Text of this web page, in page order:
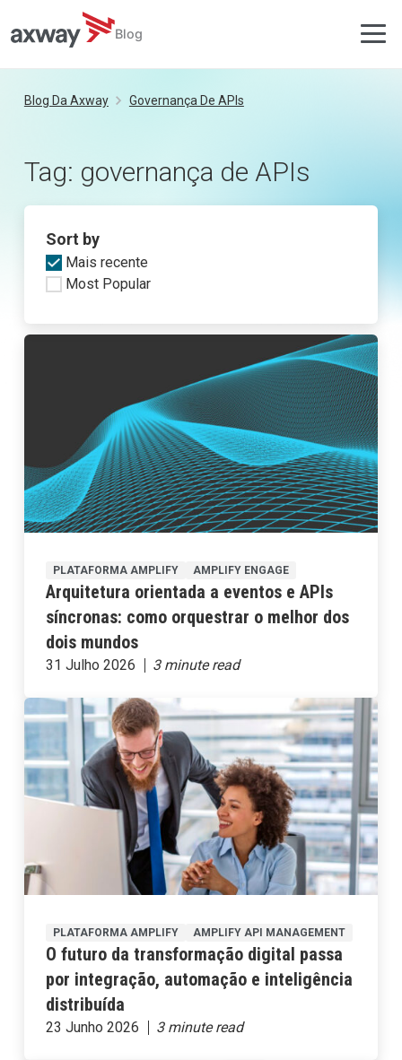
Blog
Blog Da Axway Governança De APIs
Tag: governança de APIs
Sort by
Mais recente
Most Popular
PLATAFORMA AMPLIFY AMPLIFY ENGAGE
Arquitetura orientada a eventos e APIs
síncronas: como orquestrar o melhor dos
dois mundos
31 Julho 2026
PLATAFORMA AMPLIFY AMPLIFY API MANAGEMENT
O futuro da transformação digital passa
por integração, automação e inteligência
distribuída
23 Junho 2026